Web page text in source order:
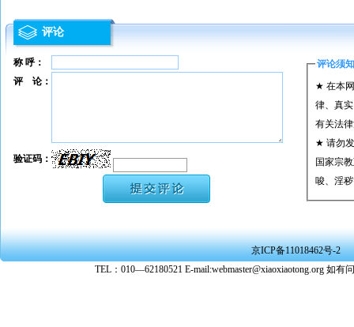
评论
称 呼： 评论须知
★ 在本
律、真
有关法
★ 请勿
国家宗
唆、淫
★ 承担
★ 在本
转载、
★ 参与
评 论：
验证码：
京ICP备11018462号-2
TEL：010—62180521 E-mail:webmaster@xiaoxiaotong.org 如